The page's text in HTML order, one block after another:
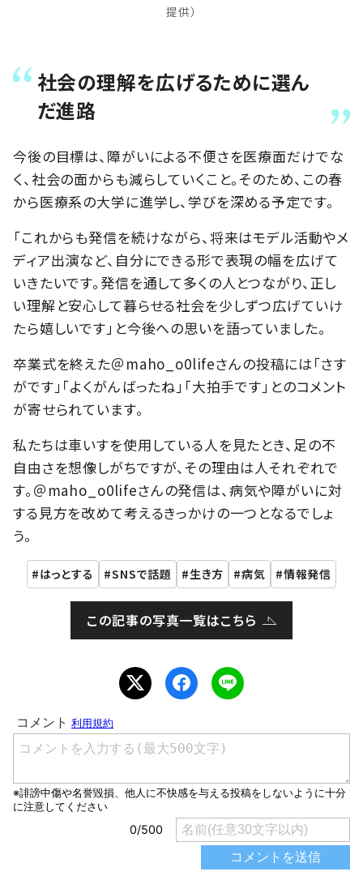
提供）
社会の理解を広げるために選ん
だ進路
今後の目標は、障がいによる不便さを医療面だけでな
く、社会の面からも減らしていくこと。そのため、この春
から医療系の大学に進学し、学びを深める予定です。
「これからも発信を続けながら、将来はモデル活動やメ
ディア出演など、自分にできる形で表現の幅を広げて
いきたいです。発信を通して多くの人とつながり、正し
い理解と安心して暮らせる社会を少しずつ広げていけ
たら嬉しいです」と今後への思いを語っていました。
卒業式を終えた＠maho_o0lifeさんの投稿には「さす
がです」「よくがんばったね」「大拍手です」とのコメント
が寄せられています。
私たちは車いすを使用している人を見たとき、足の不
自由さを想像しがちですが、その理由は人それぞれで
す。＠maho_o0lifeさんの発信は、病気や障がいに対
する見方を改めて考えるきっかけの一つとなるでしょ
う。
はっとする SNSで話題 生き方 病気 情報発信
この記事の写真一覧はこちら